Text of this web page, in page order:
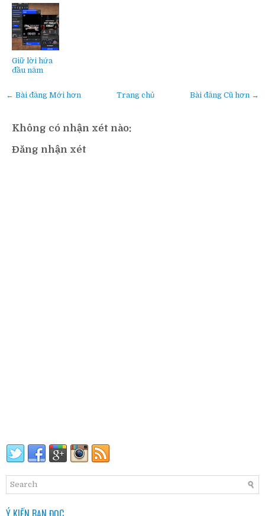
Giữ lời hứa
đầu năm
← Bài đăng Mới hơn Bài đăng Cũ hơn →
Trang chủ
Không có nhận xét nào:
Đăng nhận xét